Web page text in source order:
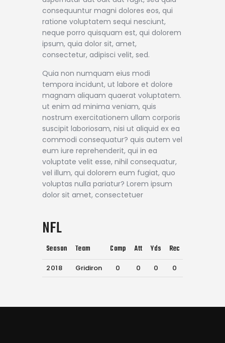
consequuntur magni dolores eos, qui
ratione voluptatem sequi nesciunt,
neque porro quisquam est, qui dolorem
ipsum, quia dolor sit, amet,
consectetur, adipisci velit, sed.
Quia non numquam eius modi
tempora incidunt, ut labore et dolore
magnam aliquam quaerat voluptatem.
ut enim ad minima veniam, quis
nostrum exercitationem ullam corporis
suscipit laboriosam, nisi ut aliquid ex ea
commodi consequatur? quis autem vel
eum iure reprehenderit, qui in ea
voluptate velit esse, nihil consequatur,
vel illum, qui dolorem eum fugiat, quo
voluptas nulla pariatur? Lorem ipsum
dolor sit amet, consectetuer
NFL
Season Team Comp Att Yds Rec
2018 Gridiron 0 0 0 0